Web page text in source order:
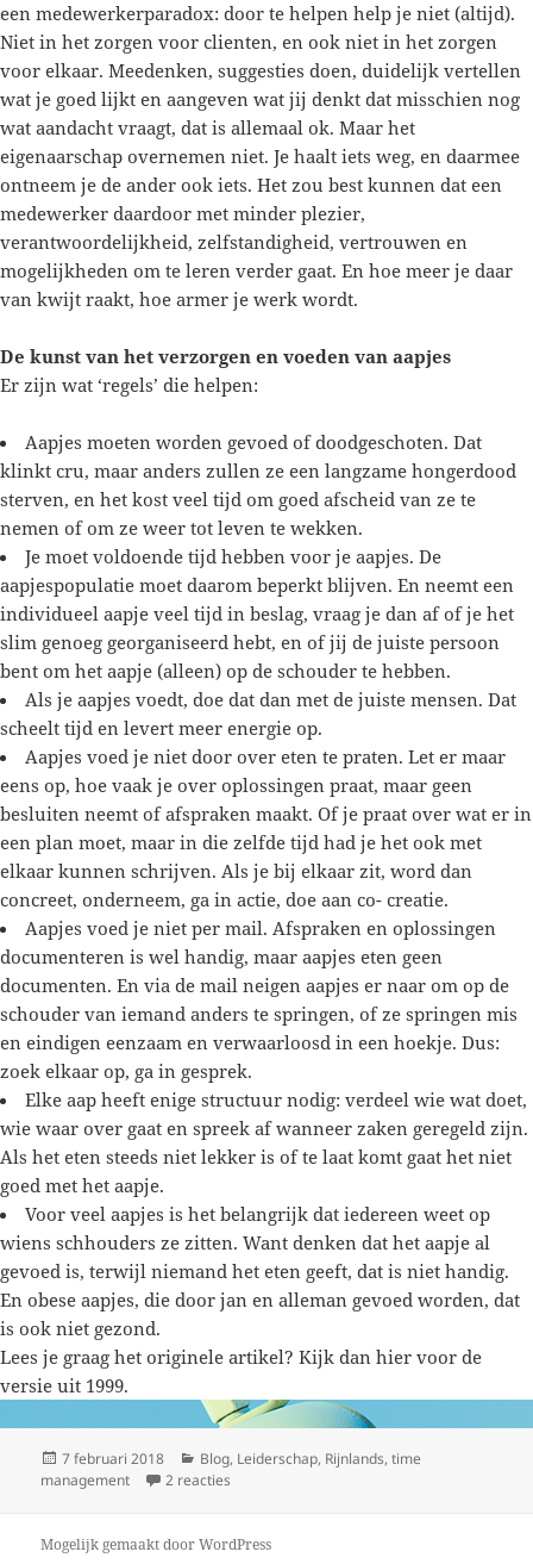
een medewerkerparadox: door te helpen help je niet (altijd).
Niet in het zorgen voor clienten, en ook niet in het zorgen
voor elkaar. Meedenken, suggesties doen, duidelijk vertellen
wat je goed lijkt en aangeven wat jij denkt dat misschien nog
wat aandacht vraagt, dat is allemaal ok. Maar het
eigenaarschap overnemen niet. Je haalt iets weg, en daarmee
ontneem je de ander ook iets. Het zou best kunnen dat een
medewerker daardoor met minder plezier,
verantwoordelijkheid, zelfstandigheid, vertrouwen en
mogelijkheden om te leren verder gaat. En hoe meer je daar
van kwijt raakt, hoe armer je werk wordt.
De kunst van het verzorgen en voeden van aapjes
Er zijn wat ‘regels’ die helpen:
Aapjes moeten worden gevoed of doodgeschoten. Dat
klinkt cru, maar anders zullen ze een langzame hongerdood
sterven, en het kost veel tijd om goed afscheid van ze te
nemen of om ze weer tot leven te wekken.
Je moet voldoende tijd hebben voor je aapjes. De
aapjespopulatie moet daarom beperkt blijven. En neemt een
individueel aapje veel tijd in beslag, vraag je dan af of je het
slim genoeg georganiseerd hebt, en of jij de juiste persoon
bent om het aapje (alleen) op de schouder te hebben.
Als je aapjes voedt, doe dat dan met de juiste mensen. Dat
scheelt tijd en levert meer energie op.
Aapjes voed je niet door over eten te praten. Let er maar
eens op, hoe vaak je over oplossingen praat, maar geen
besluiten neemt of afspraken maakt. Of je praat over wat er in
een plan moet, maar in die zelfde tijd had je het ook met
elkaar kunnen schrijven. Als je bij elkaar zit, word dan
concreet, onderneem, ga in actie, doe aan co- creatie.
Aapjes voed je niet per mail. Afspraken en oplossingen
documenteren is wel handig, maar aapjes eten geen
documenten. En via de mail neigen aapjes er naar om op de
schouder van iemand anders te springen, of ze springen mis
en eindigen eenzaam en verwaarloosd in een hoekje. Dus:
zoek elkaar op, ga in gesprek.
Elke aap heeft enige structuur nodig: verdeel wie wat doet,
wie waar over gaat en spreek af wanneer zaken geregeld zijn.
Als het eten steeds niet lekker is of te laat komt gaat het niet
goed met het aapje.
Voor veel aapjes is het belangrijk dat iedereen weet op
wiens schhouders ze zitten. Want denken dat het aapje al
gevoed is, terwijl niemand het eten geeft, dat is niet handig.
En obese aapjes, die door jan en alleman gevoed worden, dat
is ook niet gezond.
Lees je graag het originele artikel? Kijk dan hier voor de
versie uit 1999.
Geplaatst
op
7 februari 2018 Categorieën
Blog, Leiderschap, Rijnlands,time
management
2 reacties
Mogelijk gemaakt door WordPress